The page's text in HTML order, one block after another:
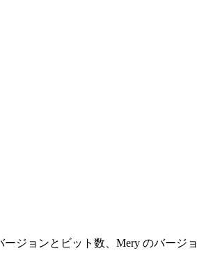
ジョンとビット数、Mery のバー